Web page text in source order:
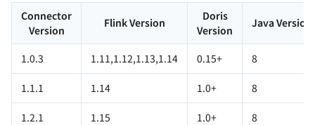
Connector
Version
Flink Version
Doris
Version
Java Version
1.0.3 1.11,1.12,1.13,1.14 0.15+ 8
1.1.1 1.14 1.0+ 8
1.2.1 1.15 1.0+ 8